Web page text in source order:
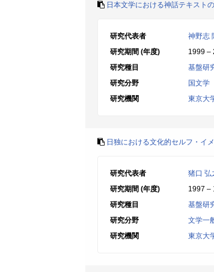
日本文学における神話テキスト
研究代表者
神野志
研究期間 (年度)
1999 –
研究種目
基盤研
研究分野
国文学
研究機関
東京大
日独における文化的セルフ・イ
研究代表者
猪口 弘
研究期間 (年度)
1997 –
研究種目
基盤研
研究分野
文学一
研究機関
東京大